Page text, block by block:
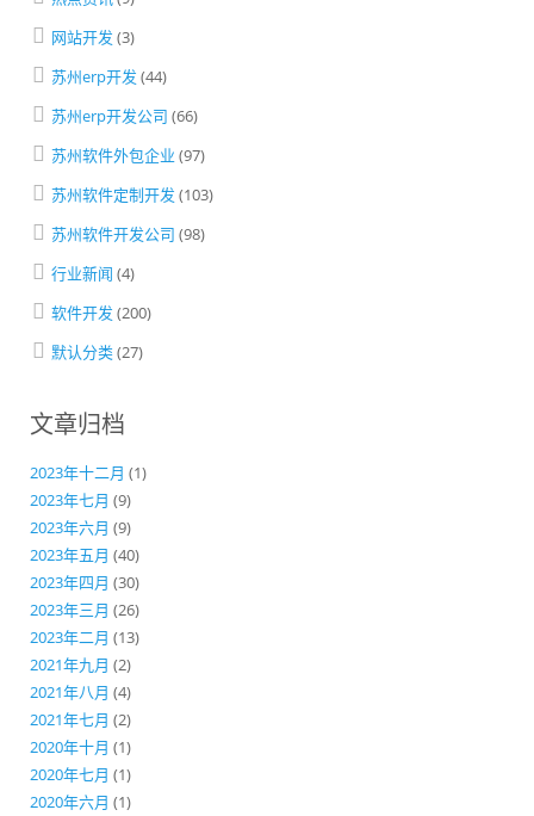
网站开发 (3)
苏州erp开发 (44)
苏州erp开发公司 (66)
苏州软件外包企业 (97)
苏州软件定制开发 (103)
苏州软件开发公司 (98)
行业新闻 (4)
软件开发 (200)
默认分类(27)
文章归档
2023年十二月 (1)
2023年七月 (9)
2023年六月 (9)
2023年五月 (40)
2023年四月 (30)
2023年三月 (26)
2023年二月 (13)
2021年九月 (2)
2021年八月 (4)
2021年七月 (2)
2020年十月 (1)
2020年七月 (1)
2020年六月 (1)